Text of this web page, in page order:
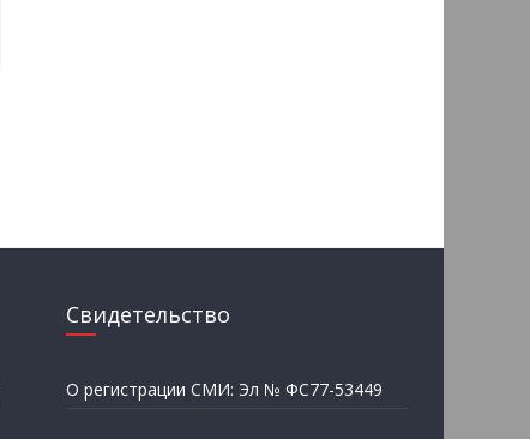
Свидетельство
О регистрации СМИ: Эл № ФС77-53449